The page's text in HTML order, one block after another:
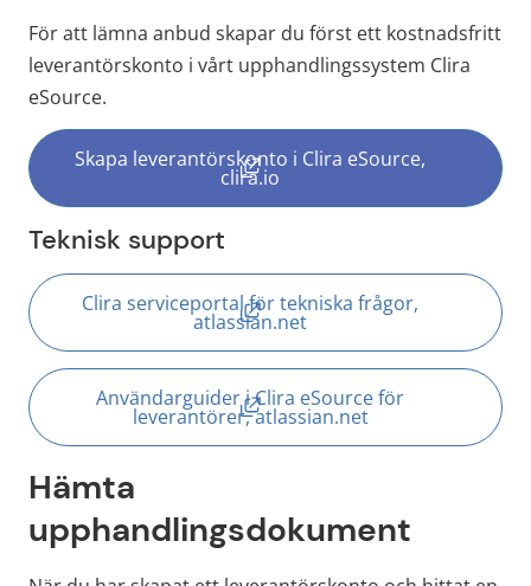
För att lämna anbud skapar du först ett kostnadsfritt
leverantörskonto i vårt upphandlingssystem Clira
eSource.
Skapa leverantörskonto i Clira eSource,
clira.io(länk till annan webbplats,
Teknisk support
Clira serviceportal för tekniska frågor,
atlassian.net(länk till annan webbplats,
Användarguider i Clira eSource för
leverantörer, atlassian.net
(länk till annan webbplats,
Hämta
upphandlingsdokument